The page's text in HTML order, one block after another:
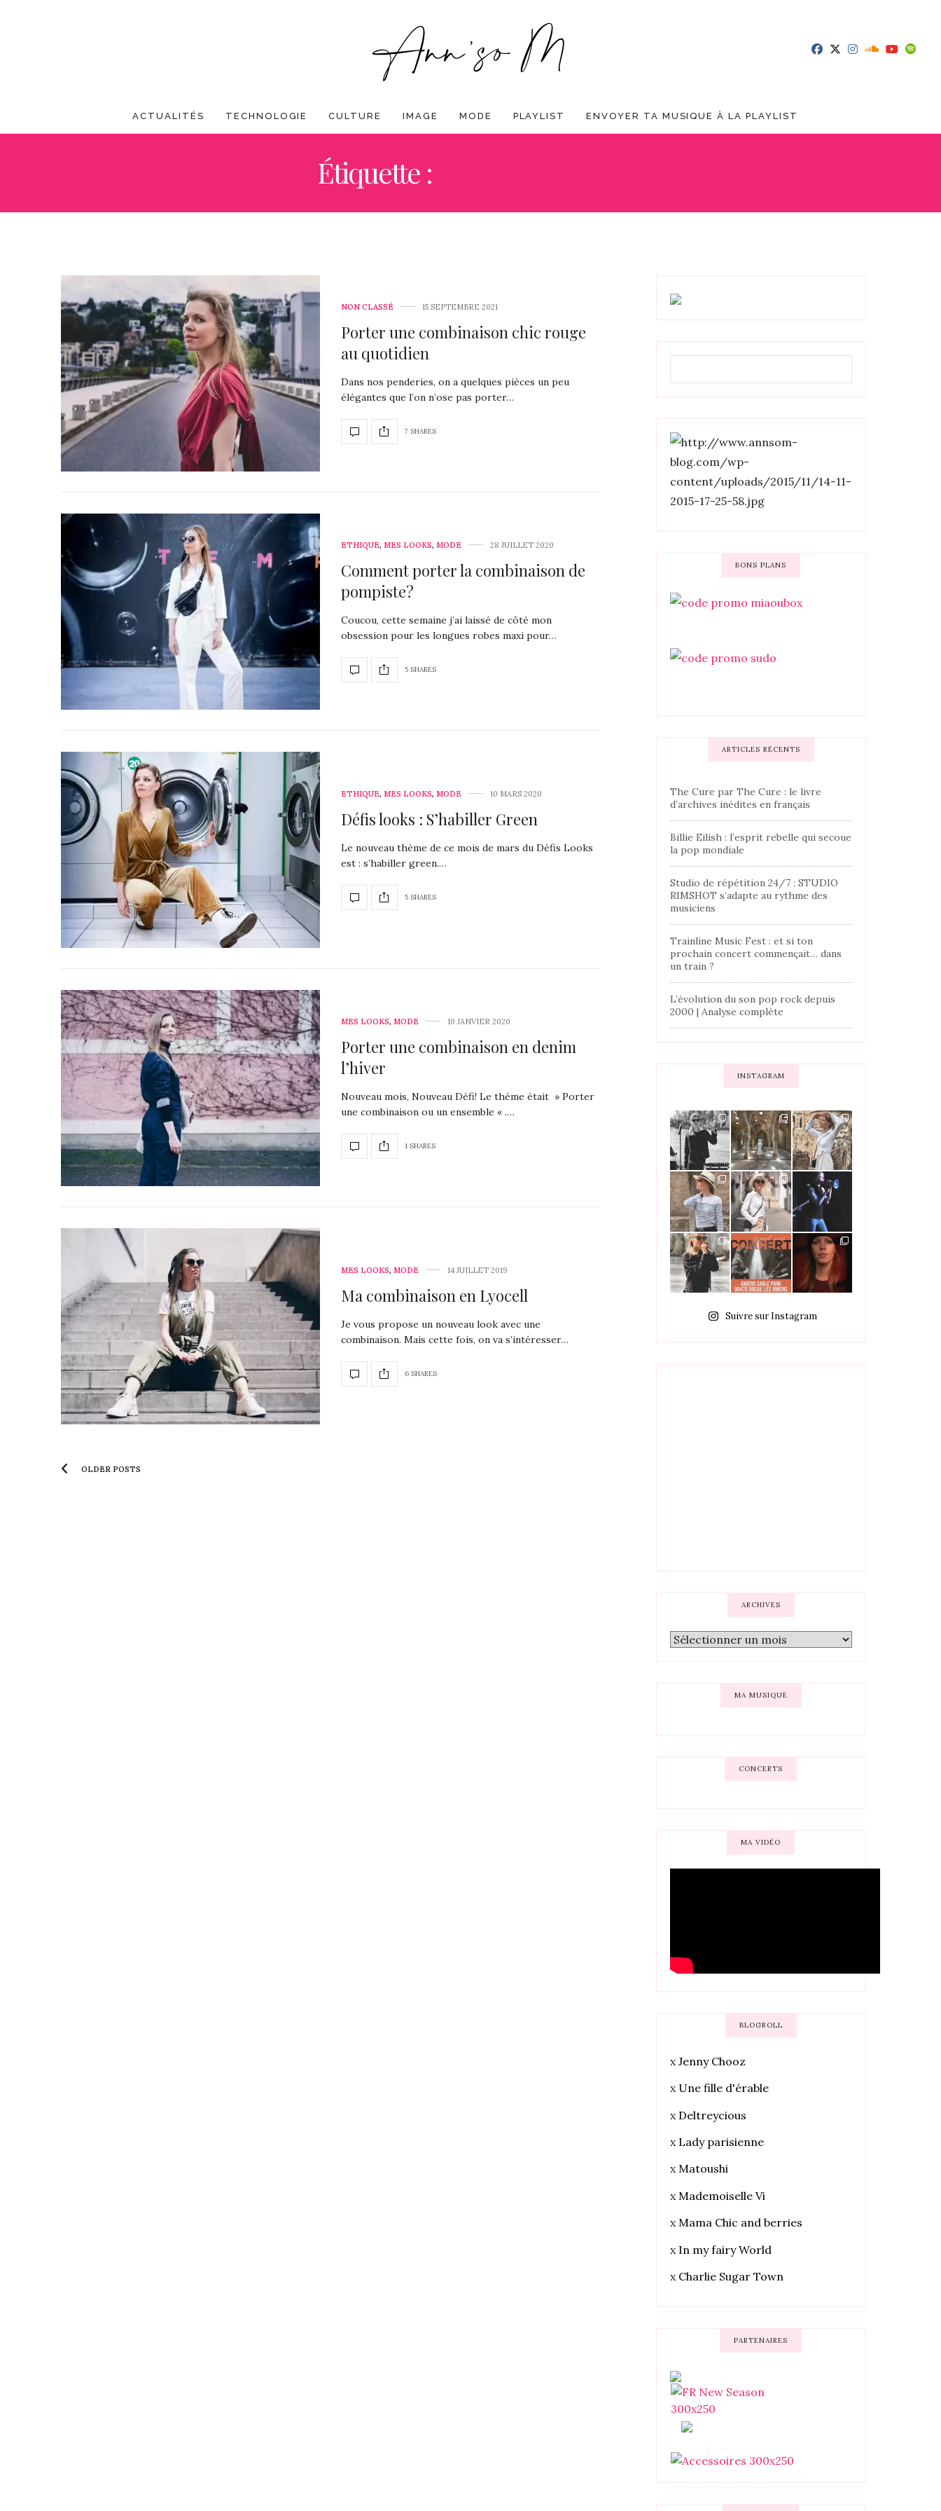
ACTUALITÉS TECHNOLOGIE CULTURE IMAGE MODE PLAYLIST ENVOYER TA MUSIQUE À LA PLAYLIST
Étiquette :
NON CLASSÉ 15 SEPTEMBRE 2021
Porter une combinaison chic rouge
au quotidien
Dans nos penderies, on a quelques pièces un peu
élégantes que l’on n’ose pas porter…
7 SHARES
ETHIQUE, MES LOOKS, MODE 28 JUILLET 2020
Comment porter la combinaison de
pompiste?
Coucou, cette semaine j’ai laissé de côté mon
obsession pour les longues robes maxi pour…
5 SHARES
ETHIQUE, MES LOOKS, MODE 10 MARS 2020
Défis looks : S’habiller Green
Le nouveau thème de ce mois de mars du Défis Looks
est : s’habiller green.…
5 SHARES
MES LOOKS, MODE 10 JANVIER 2020
Porter une combinaison en denim
l’hiver
Nouveau mois, Nouveau Défi! Le thème était » Porter
une combinaison ou un ensemble « .…
1 SHARES
MES LOOKS, MODE 14 JUILLET 2019
Ma combinaison en Lyocell
Je vous propose un nouveau look avec une
combinaison. Mais cette fois, on va s’intéresser…
6 SHARES
OLDER POSTS
BONS PLANS
ARTICLES RÉCENTS
The Cure par The Cure : le livre
d’archives inédites en français
Billie Eilish : l’esprit rebelle qui secoue
la pop mondiale
Studio de répétition 24/7 : STUDIO
RIMSHOT s’adapte au rythme des
musiciens
Trainline Music Fest : et si ton
prochain concert commençait… dans
un train ?
L’évolution du son pop rock depuis
2000 | Analyse complète
INSTAGRAM
Suivre sur Instagram
ARCHIVES
MA MUSIQUE
CONCERTS
MA VIDÉO
BLOGROLL
x Jenny Chooz
x Une fille d'érable
x Deltreycious
x Lady parisienne
xMatoushi
x Mademoiselle Vi
xMama Chic and berries
x In my fairy World
x Charlie Sugar Town
PARTENAIRES